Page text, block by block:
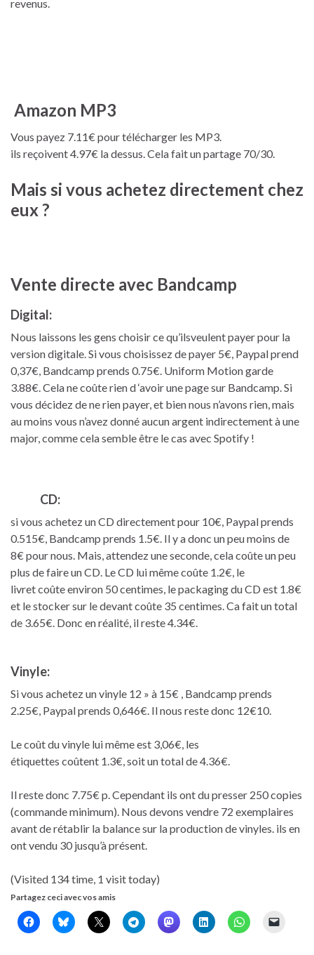
revenus.
Amazon MP3
Vous payez 7.11€ pour télécharger les MP3.
ils reçoivent 4.97€ la dessus. Cela fait un partage 70/30.
Mais si vous achetez directement chez
eux ?
Vente directe avec Bandcamp
Digital:
Nous laissons les gens choisir ce qu’ilsveulent payer pour la
version digitale. Si vous choisissez de payer 5€, Paypal prend
0,37€, Bandcamp prends 0.75€. Uniform Motion garde
3.88€. Cela ne coûte rien d ‘avoir une page sur Bandcamp. Si
vous décidez de ne rien payer, et bien nous n’avons rien, mais
au moins vous n’avez donné aucun argent indirectement à une
major, comme cela semble être le cas avec Spotify !
CD:
si vous achetez un CD directement pour 10€, Paypal prends
0.515€, Bandcamp prends 1.5€. Il y a donc un peu moins de
8€ pour nous. Mais, attendez une seconde, cela coûte un peu
plus de faire un CD. Le CD lui même coûte 1.2€, le
livret coûte environ 50 centimes, le packaging du CD est 1.8€
et le stocker sur le devant coûte 35 centimes. Ca fait un total
de 3.65€. Donc en réalité, il reste 4.34€.
Vinyle:
Si vous achetez un vinyle 12 » à 15€ , Bandcamp prends
2.25€, Paypal prends 0,646€. Il nous reste donc 12€10.
Le coût du vinyle lui même est 3,06€, les
étiquettes coûtent 1.3€, soit un total de 4.36€.
Il reste donc 7.75€ p. Cependant ils ont du presser 250 copies
(commande minimum). Nous devons vendre 72 exemplaires
avant de rétablir la balance sur la production de vinyles. ils en
ont vendu 30 jusqu’à présent.
(Visited 134 time, 1 visit today)
Partagez ceci avec vos amis